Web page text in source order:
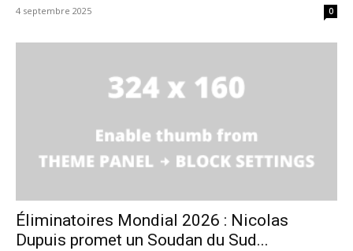
4 septembre 2025 0
Éliminatoires Mondial 2026 : Nicolas
Dupuis promet un Soudan du Sud...